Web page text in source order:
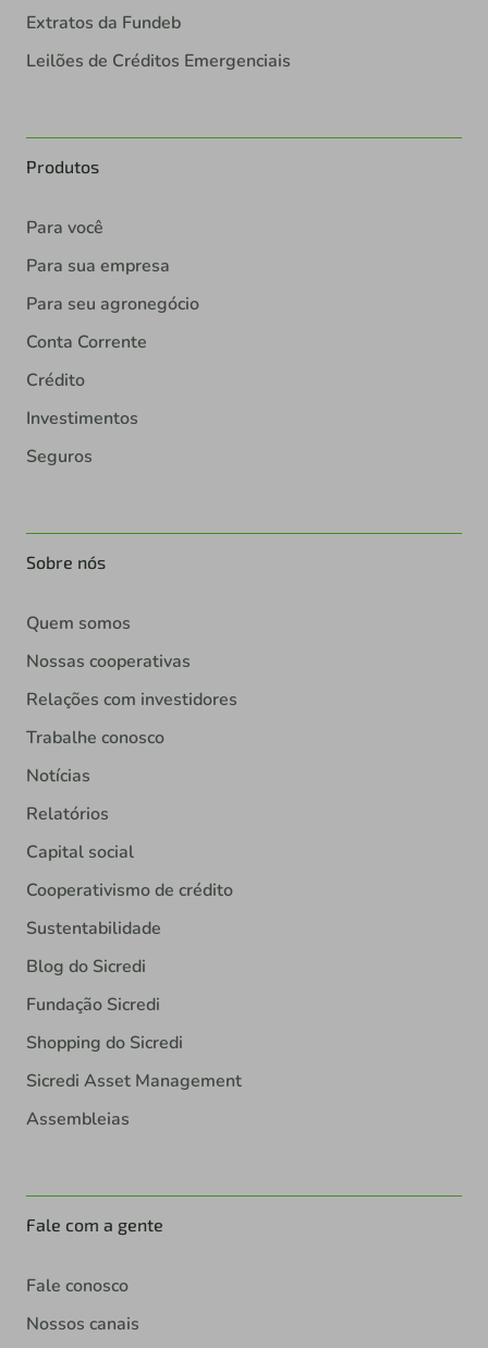
Extratos da Fundeb
Leilões de Créditos Emergenciais
Produtos
Para você
Para sua empresa
Para seu agronegócio
Conta Corrente
Crédito
Investimentos
Seguros
Sobre nós
Quem somos
Nossas cooperativas
Relações com investidores
Trabalhe conosco
Notícias
Relatórios
Capital social
Cooperativismo de crédito
Sustentabilidade
Blog do Sicredi
Fundação Sicredi
Shopping do Sicredi
Sicredi Asset Management
Assembleias
Fale com a gente
Fale conosco
Nossos canais